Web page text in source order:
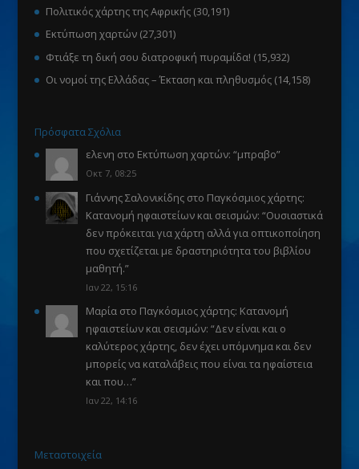
Πολιτικός χάρτης της Αφρικής (30,191)
Εκτύπωση χαρτών (27,301)
Φτιάξε τη δική σου διατροφική πυραμίδα! (15,932)
Οι νομοί της Ελλάδας – Έκταση και πληθυσμός (14,158)
Πρόσφατα Σχόλια
ελενη στο Εκτύπωση χαρτών: “μπραβο”
Οκτ 7, 08:25
Γιάννης Σαλονικίδηςστο Παγκόσμιος χάρτης:
Κατανομή ηφαιστείων και σεισμών: “Ουσιαστικά
δεν πρόκειται για χάρτη αλλά για οπτικοποίηση
που σχετίζεται με δραστηριότητα του βιβλίου
μαθητή.”
Ιαν 22, 15:16
Μαρίαστο Παγκόσμιος χάρτης: Κατανομή
ηφαιστείων και σεισμών: “Δεν είναι και ο
καλύτερος χάρτης, δεν έχει υπόμνημα και δεν
μπορείς να καταλάβεις που είναι τα ηφαίστεια
και που…”
Ιαν 22, 14:16
Μεταστοιχεία